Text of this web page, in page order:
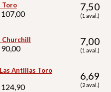
Toro 7,50
(1 aval.)
Churchill 7,00
(1 aval.)
Antillas Toro
6,69
(2 aval.)